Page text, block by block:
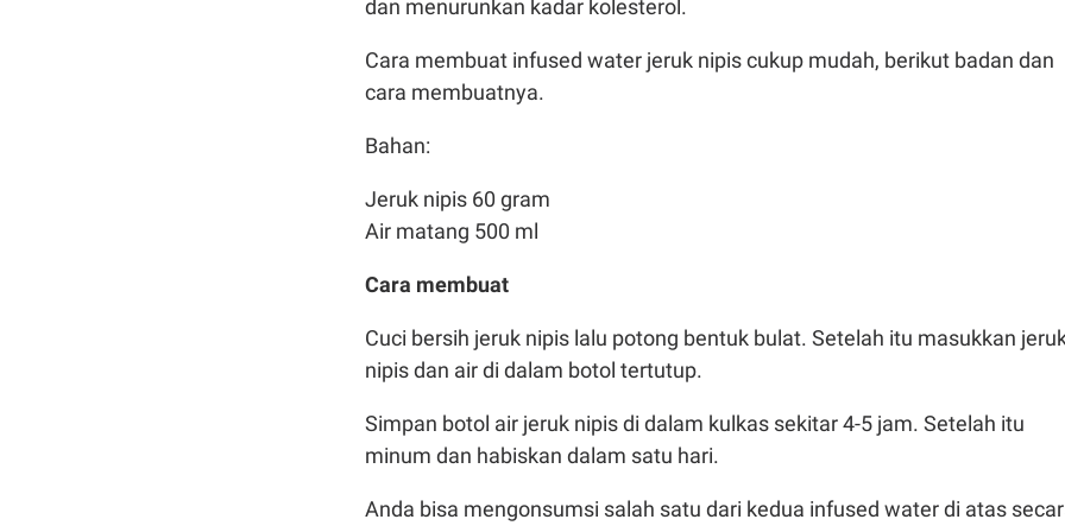
dan menurunkan kadar kolesterol.
Cara membuat infused water jeruk nipis cukup mudah, berikut badan dan
cara membuatnya.
Bahan:
Jeruk nipis 60 gram
Air matang 500 ml
Cara membuat
Cuci bersih jeruk nipis lalu potong bentuk bulat. Setelah itu masukkan
nipis dan air di dalam botol tertutup.
Simpan botol air jeruk nipis di dalam kulkas sekitar 4-5 jam. Setelah itu
minum dan habiskan dalam satu hari.
Anda bisa mengonsumsi salah satu dari kedua infused water di atas